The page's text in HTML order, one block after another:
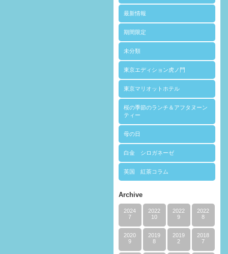
最新情報
期間限定
未分類
東京エディション虎ノ門
東京マリオットホテル
桜の季節のランチ＆アフタヌーン
ティー
母の日
白金 シロガネーゼ
英国 紅茶コラム
Archive
2024
7
2022
10
2022
9
2022
8
2020
9
2019
8
2019
2
2018
7